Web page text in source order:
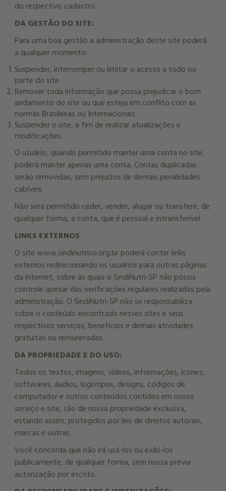
do respectivo cadastro.
DA GESTÃO DO SITE:
Para uma boa gestão a administração deste site poderá
a qualquer momento:
Suspender, interromper ou limitar o acesso a todo ou
parte do site.
Remover toda informação que possa prejudicar o bom
andamento do site ou que esteja em conflito com as
normas Brasileiras ou Internacionais.
Suspender o site, a fim de realizar atualizações e
modificações.
O usuário, quando permitido manter uma conta no site,
poderá manter apenas uma conta. Contas duplicadas
serão removidas, sem prejuízos de demais penalidades
cabíveis.
Não será permitido ceder, vender, alugar ou transferir, de
qualquer forma, a conta, que é pessoal e intransferível.
LINKS EXTERNOS
O site www.sindinutriso.org.br poderá conter links
externos redirecionando os usuários para outras páginas
da internet, sobre as quais o SindiNutri-SP não possui
controle apesar das verificações regulares realizadas pela
administração. O SindiNutri-SP não se responsabiliza
sobre o conteúdo encontrado nesses sites e seus
respectivos serviços, benefícios e demais atividades
gratuitas ou remuneradas.
DA PROPRIEDADE E DO USO:
Todos os textos, imagens, vídeos, informações, ícones,
softwares, áudios, logotipos, designs, códigos de
computador e outros conteúdos contidos em nosso
serviço e site, são de nossa propriedade exclusiva,
estando assim, protegidos por leis de direitos autorais,
marcas e outras.
Você concorda que não irá usá-los ou exibi-los
publicamente, de qualquer forma, sem nossa prévia
autorização por escrito.